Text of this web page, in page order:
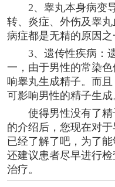
2、睾丸本身病变
转、炎症、外伤及睾
病症都是无精的原因之
3、遗传性疾病：
一，由于男性的常染
响睾丸生成精子。而
可影响男性的精子生成
使得男性没有了
的介绍后，您现在对
已经了解了吧，为了
还建议患者尽早进行
治疗。